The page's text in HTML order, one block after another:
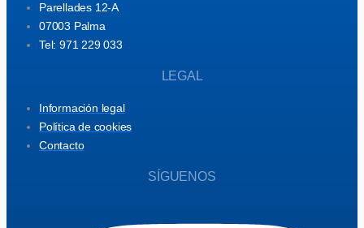
Parellades 12-A
07003 Palma
Tel: 971 229 033
LEGAL
Información legal
Política de cookies
Contacto
SÍGUENOS